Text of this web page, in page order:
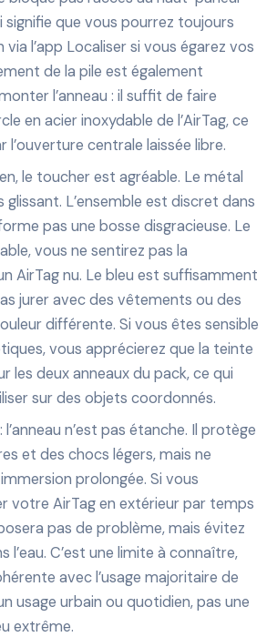
signifie que vous pourrez toujours
via l’app Localiser si vous égarez vos
de la pile est également
l’anneau : il suffit de faire
en acier inoxydable de l’AirTag, ce
l’ouverture centrale laissée libre.
le toucher est agréable. Le métal
glissant. L’ensemble est discret dans
pas une bosse disgracieuse. Le
vous ne sentirez pas la
AirTag nu. Le bleu est suffisamment
jurer avec des vêtements ou des
différente. Si vous êtes sensible
vous apprécierez que la teinte
les deux anneaux du pack, ce qui
sur des objets coordonnés.
n’est pas étanche. Il protège
et des chocs légers, mais ne
prolongée. Si vous
votre AirTag en extérieur par temps
pas de problème, mais évitez
l’eau. C’est une limite à connaître,
avec l’usage majoritaire de
usage urbain ou quotidien, pas une
extrême.